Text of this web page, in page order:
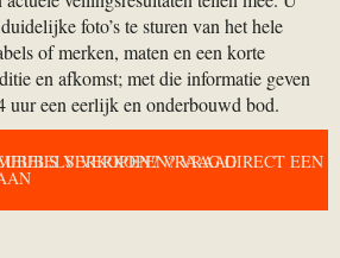
foto’s te sturen van het hele
of merken, maten en een korte
en afkomst; met die informatie geven
uur een eerlijk en onderbouwd bod.
VERKOPEN? VRAAG
VERKOPEN? VRAAG DIRECT EEN